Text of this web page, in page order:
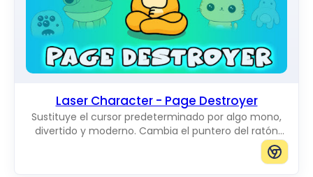
Laser Character - Page Destroyer
Sustituye el cursor predeterminado por algo mono,
divertido y moderno. Cambia el puntero del ratón